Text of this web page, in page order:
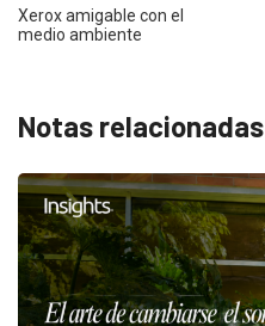
Xerox amigable con el
medio ambiente
Notas relacionadas